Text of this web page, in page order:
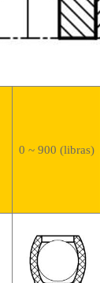
0 ~ 900 (libras)